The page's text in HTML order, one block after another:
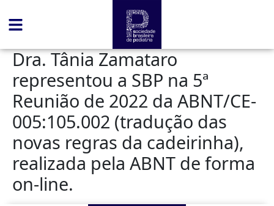
Dra. Tânia Zamataro
representou a SBP na 5ª
Reunião de 2022 da ABNT/CE-
005:105.002 (tradução das
novas regras da cadeirinha),
realizada pela ABNT de forma
on-line.